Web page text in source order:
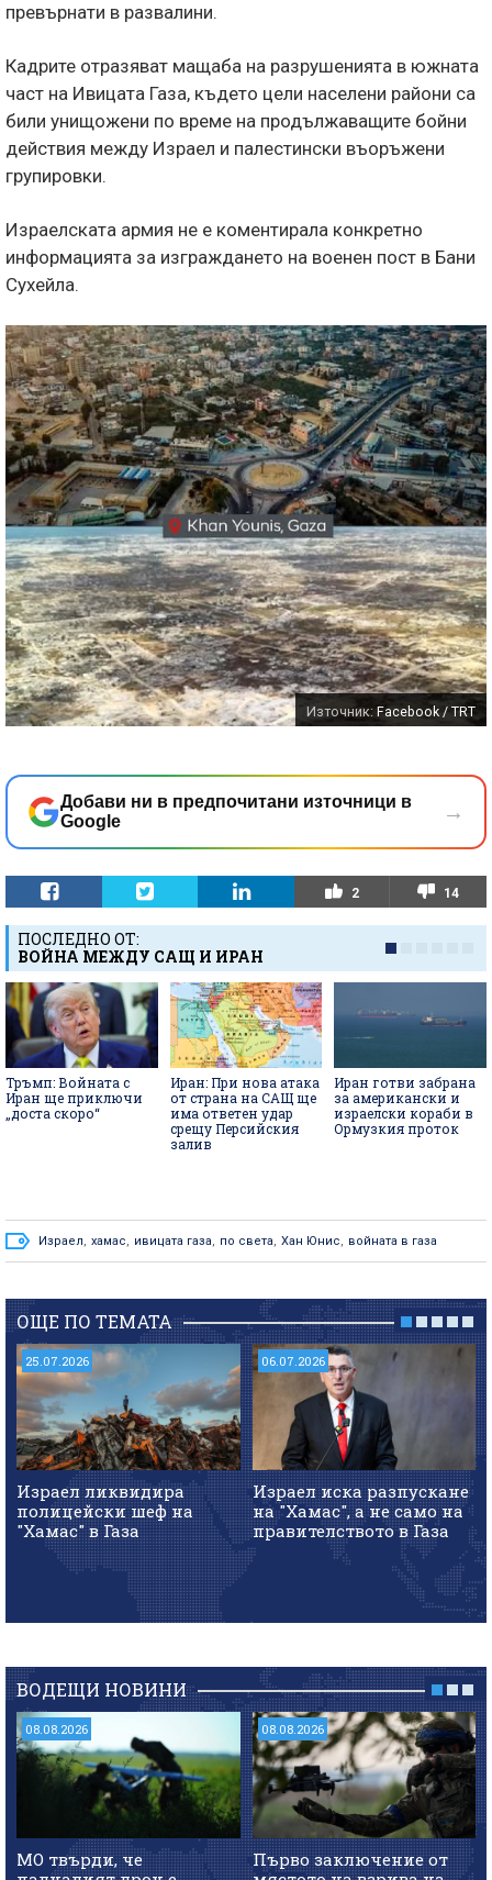
превърнати в развалини.
Кадрите отразяват мащаба на разрушенията в южната
част на Ивицата Газа, където цели населени райони са
били унищожени по време на продължаващите бойни
действия между Израел и палестински въоръжени
групировки.
Израелската армия не е коментирала конкретно
информацията за изграждането на военен пост в Бани
Сухейла.
Източник: Facebook / TRT
Добави ни в предпочитани източници в
Google
→
2 14
ПОСЛЕДНО ОТ:
ВОЙНА МЕЖДУ САЩ И ИРАН
Тръмп: Войната с
Иран ще приключи
„доста скоро“
Иран: При нова атака
от страна на САЩ ще
има ответен удар
срещу Персийския
залив
Иран готви забрана
за американски и
израелски кораби в
Ормузкия проток
Израел, хамас, ивицата газа, по света, Хан Юнис, войната в газа
ОЩЕ ПО ТЕМАТА
25.07.2026
Израел ликвидира
полицейски шеф на
"Хамас" в Газа
06.07.2026
Израел иска разпускане
на "Хамас", а не само на
правителството в Газа
ВОДЕЩИ НОВИНИ
08.08.2026
МО твърди, че
08.08.2026
Първо заключение от